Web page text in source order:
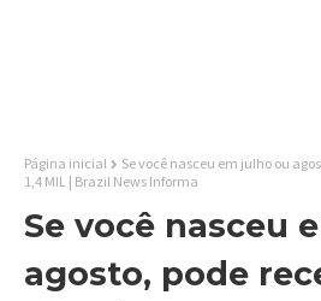
Página inicial
Se você nasceu em julho ou
1,4 MIL | Brazil News Informa
Se você nasceu
agosto, pode